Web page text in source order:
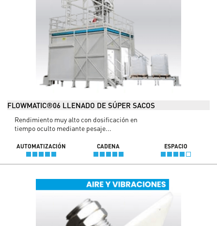
FLOWMATIC®06 LLENADO DE SÚPER SACOS
Rendimiento muy alto con dosificación en
tiempo oculto mediante pesaje...
AUTOMATIZACIÓN CADENA ESPACIO